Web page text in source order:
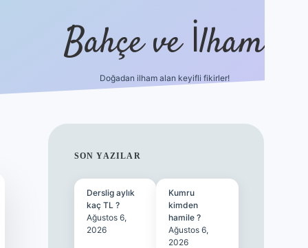
Bahçe ve İlham
Doğadan ilham alan keyifli fikirler!
SIDEBAR
SON YAZILAR
Derslig aylık
kaç TL ?
Ağustos 6,
2026
Kumru
kimden
hamile ?
Ağustos 6,
2026
ilbet